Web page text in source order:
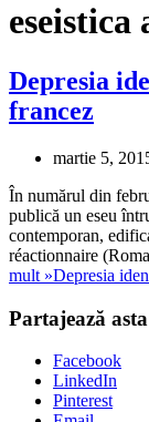
eseistica
Depresia
francez
martie 5,
În numărul din
publică un eseu
contemporan,
réactionnaire
mult »Depresia
Partajează
Facebook
LinkedIn
Pinterest